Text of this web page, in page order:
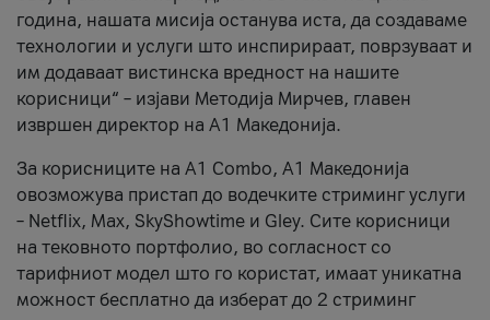
година, нашата мисија останува иста, да создаваме
технологии и услуги што инспирираат, поврзуваат и
им додаваат вистинска вредност на нашите
корисници“ – изјави Методија Мирчев, главен
извршен директор на А1 Македонија.
За корисниците на A1 Combo, А1 Македонија
овозможува пристап до водечките стриминг услуги
– Netflix, Max, SkyShowtime и Gley. Сите корисници
на тековното портфолио, во согласност со
тарифниот модел што го користат, имаат уникатна
можност бесплатно да изберат до 2 стриминг